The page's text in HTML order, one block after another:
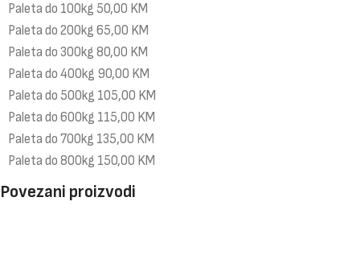
Paleta do 100kg 50,00 KM
Paleta do 200kg 65,00 KM
Paleta do 300kg 80,00 KM
Paleta do 400kg 90,00 KM
Paleta do 500kg 105,00 KM
Paleta do 600kg 115,00 KM
Paleta do 700kg 135,00 KM
Paleta do 800kg 150,00 KM
Povezani proizvodi